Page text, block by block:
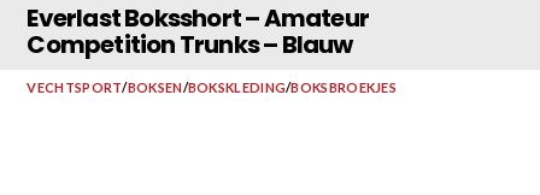
Everlast Boksshort – Amateur
Competition Trunks – Blauw
VECHTSPORT/BOKSEN/BOKSKLEDING/BOKSBROEKJES